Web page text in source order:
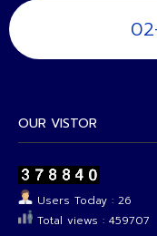
OUR VISTOR
Users Today : 26
Total views : 459707